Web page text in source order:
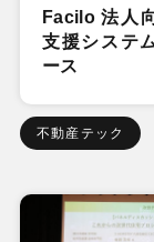
Facilo 法人
支援システ
ース
不動産テック